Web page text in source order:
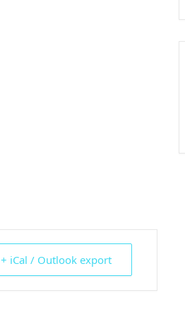
+ iCal / Outlook export